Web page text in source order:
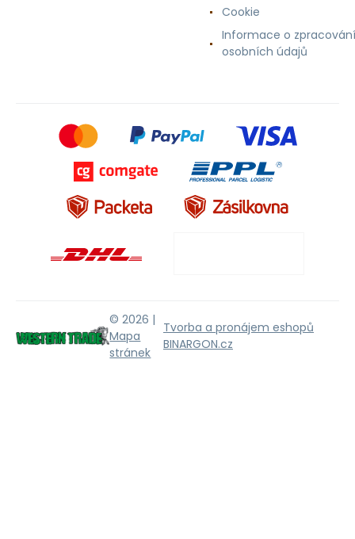
Cookie
Informace o zpracování
osobních údajů
© 2026 |
Mapa
stránek
Tvorba a pronájem eshopů
BINARGON.cz